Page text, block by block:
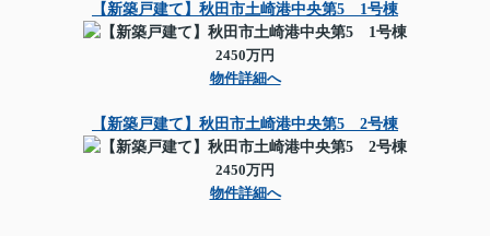
【新築戸建て】秋田市土崎港中央第5 1号棟
2450万円
物件詳細へ
【新築戸建て】秋田市土崎港中央第5 2号棟
2450万円
物件詳細へ